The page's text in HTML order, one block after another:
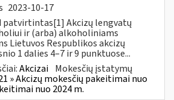
2023-10-17
patvirtintas[1] Akcizų lengvatų
ir (arba) alkoholiniams
Lietuvos Respublikos akcizų
1 dalies 4–7 ir 9 punktuose...
Akcizai Mokesčių įstatymų
» Akcizų mokesčių pakeitimai nuo
nuo 2024 m.